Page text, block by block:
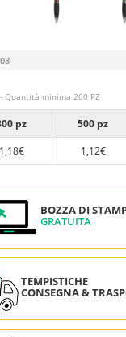
- Quantità minima 200 PZ
pz 500 pz
1,18€ 1,12€
BOZZA DI
GRATUITA
TEMPISTICHE
CONSEGNA &